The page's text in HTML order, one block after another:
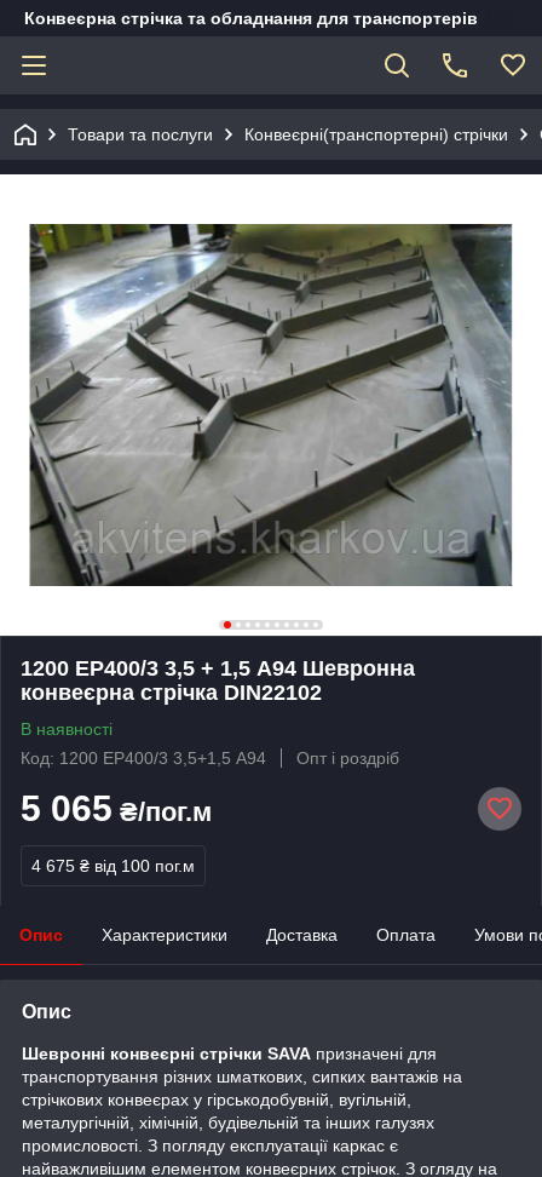
Конвеєрна стрічка та обладнання для транспортерів
Товари та послуги Конвеєрні(транспортерні) стрічки
1200 ЕР400/3 3,5 + 1,5 А94 Шевронна
конвеєрна стрічка DIN22102
В наявності
Код: 1200 ЕР400/3 3,5+1,5 А94
Опт і роздріб
5 065 ₴/пог.м
4 675 ₴ від 100 пог.м
Опис Характеристики Доставка Оплата Умови
Опис
Шевронні конвеєрні стрічки SAVA призначені для
транспортування різних шматкових, сипких вантажів на
стрічкових конвеєрах у гірськодобувній, вугільній,
металургічній, хімічній, будівельній та інших галузях
промисловості. З погляду експлуатації каркас є
найважливішим елементом конвеєрних стрічок. З огляду на